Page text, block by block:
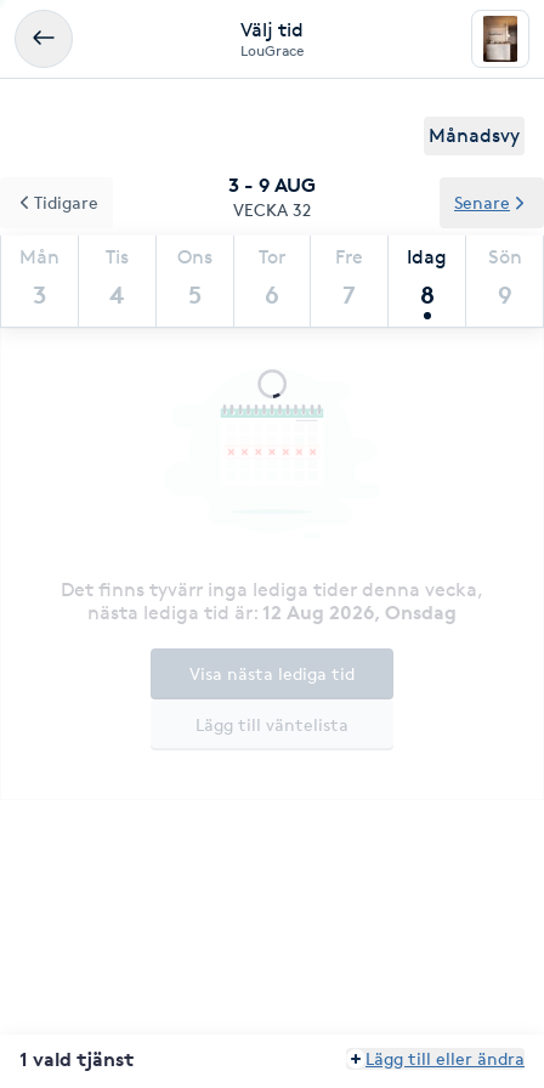
Välj tid
LouGrace
Månadsvy
3 - 9 AUG
VECKA 32
Mån
3
Tis
4
Ons
5
Tor
6
Fre
7
Idag
8
Sön
9
Tidigare Senare
Det finns tyvärr inga lediga tider denna vecka,
nästa lediga tid är: 12 Aug 2026, Onsdag
Lägg till väntelista
Visa nästa lediga tid
1 vald tjänst Lägg till eller ändra